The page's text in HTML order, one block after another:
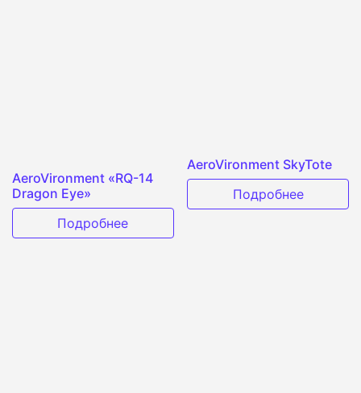
AeroVironment «RQ-14
Dragon Eye»
Подробнее
AeroVironment SkyTote
Подробнее